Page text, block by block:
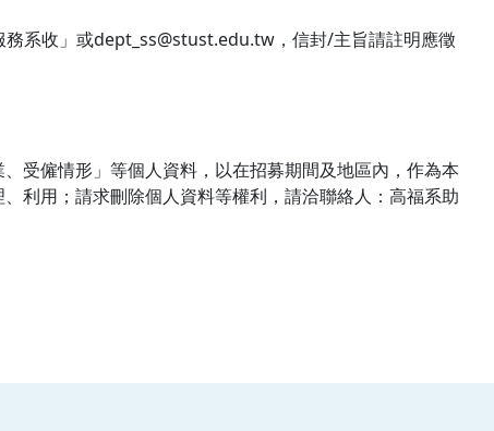
務系收」或dept_ss@stust.edu.tw ，信封/主旨請註明應徵
受僱情形」等個人資料，以在招募期間及地區內，作為本
利用；請求刪除個人資料等權利，請洽聯絡人：高福系助